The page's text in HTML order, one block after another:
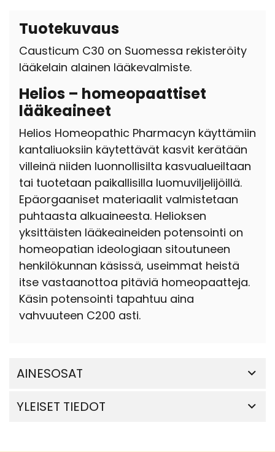
Tuotekuvaus
Causticum C30 on Suomessa rekisteröity
lääkelain alainen lääkevalmiste.
Helios – homeopaattiset
lääkeaineet
Helios Homeopathic Pharmacyn käyttämiin
kantaliuoksiin käytettävät kasvit kerätään
villeinä niiden luonnollisilta kasvualueiltaan
tai tuotetaan paikallisilla luomuviljelijöillä.
Epäorgaaniset materiaalit valmistetaan
puhtaasta alkuaineesta. Helioksen
yksittäisten lääkeaineiden potensointi on
homeopatian ideologiaan sitoutuneen
henkilökunnan käsissä, useimmat heistä
itse vastaanottoa pitäviä homeopaatteja.
Käsin potensointi tapahtuu aina
vahvuuteen C200 asti.
AINESOSAT
YLEISET TIEDOT